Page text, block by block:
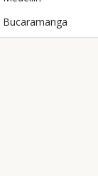
Bucaramanga